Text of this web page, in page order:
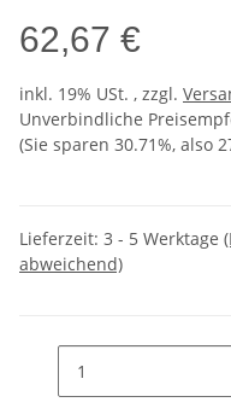
62,67 €
inkl. 19% USt. , zzgl.
Unverbindliche
(Sie sparen 30.71%, also
Lieferzeit: 3 - 5 Werktage
abweichend)